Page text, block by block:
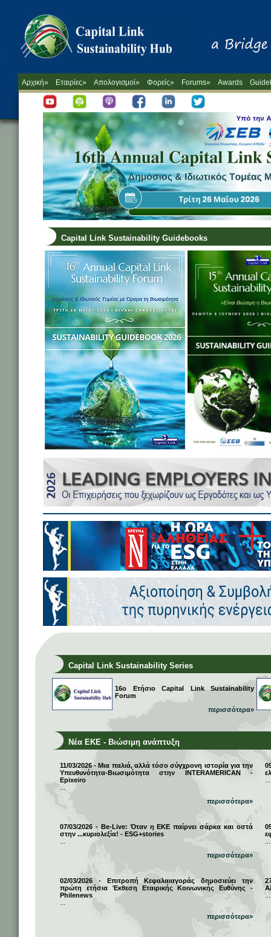
Αρχική» Εταιρίες» Απολογισμοί» Φορείς» Forums» Awards
Capital Link Sustainability Guidebooks
Capital Link Sustainability Series
16ο Ετήσιο Capital Link Sustainability
Forum
περισσότερα»
Νέα ΕΚΕ - Βιώσιμη ανάπτυξη
11/03/2026 - Μια παλιά, αλλά τόσο σύγχρονη ιστορία για την
Υπευθυνότητα-Βιωσιμότητα στην INTERAMERICAN -
Epixeiro
περισσότερα»
07/03/2026 - Be-Live: Όταν η ΕΚΕ παίρνει σάρκα και οστά
στην ...κυριολεξία! - ESG+stories
περισσότερα»
02/03/2026 - Επιτροπή Κεφαλαιαγοράς δημοσιεύει την
πρώτη ετήσια Έκθεση Εταιρικής Κοινωνικής Ευθύνης -
Philenews
περισσότερα»